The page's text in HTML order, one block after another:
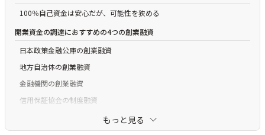
100％自己資金は安心だが、可能性を狭める
開業資金の調達におすすめの4つの創業融資
日本政策金融公庫の創業融資
地方自治体の創業融資
金融機関の創業融資
信用保証協会の制度融資
開業資金の調達に利用できる日本政策公庫の融資制度
もっと見る